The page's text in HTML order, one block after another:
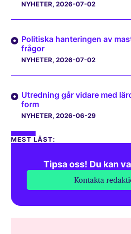
NYHETER, 2026-07-02
Politiska hanteringen av
frågor
NYHETER, 2026-07-02
Utredning går vidare med
form
NYHETER, 2026-06-29
MEST LÄST:
Tipsa oss! Du kan
Kontakta